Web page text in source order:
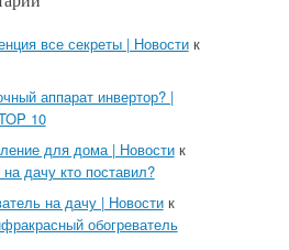
все секреты | Новостик
аппарат инвертор? |
10
для дома | Новостик
дачу кто поставил?
на дачу | Новостик
обогреватель